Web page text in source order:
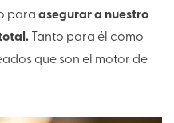
para asegurar a nuestro
Tanto para él como
que son el motor de